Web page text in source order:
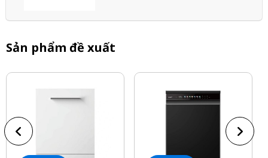
Sản phẩm đề xuất